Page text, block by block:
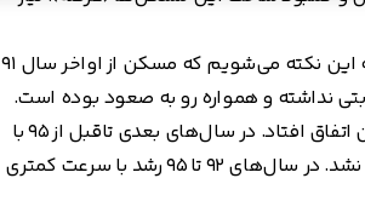
با تحلیل و بررسی نمودار قیمت مسکن در 10سال گذشته، متوجه این نکته می‌شویم که مسکن از اواخر سال 91
نداشته و همواره رو به صعود بوده است.
با تشدید تحریم‌ها در این سال، افزایش شدید قیمت ارز و مسکن اتفاق افتاد. در سال‌های بعدی تاقبل از 95 با
توجه به کاهش تورم، قیمت مسکن از حرکت صعودی خود خارج نشد. در سال‌های 92 تا 95 رشد با سرعت کمتری